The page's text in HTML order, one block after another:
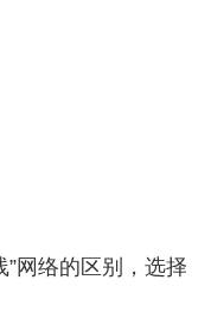
”网络的区别，选择